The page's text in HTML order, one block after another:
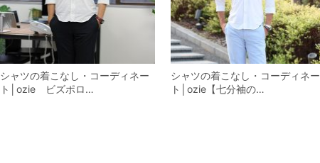
シャツの着こなし・コーディネー
ト│ozie ビズポロ…
シャツの着こなし・コーディネー
ト│ozie【七分袖の…